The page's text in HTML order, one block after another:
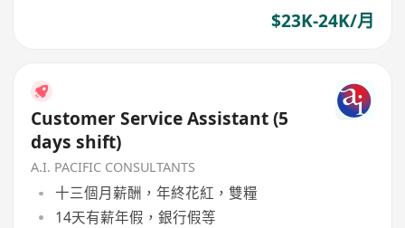
$23K-24K/月
Customer Service Assistant (5
days shift)
A.I. PACIFIC CONSULTANTS
十三個月薪酬，年終花紅，雙糧
14天有薪年假，銀行假等